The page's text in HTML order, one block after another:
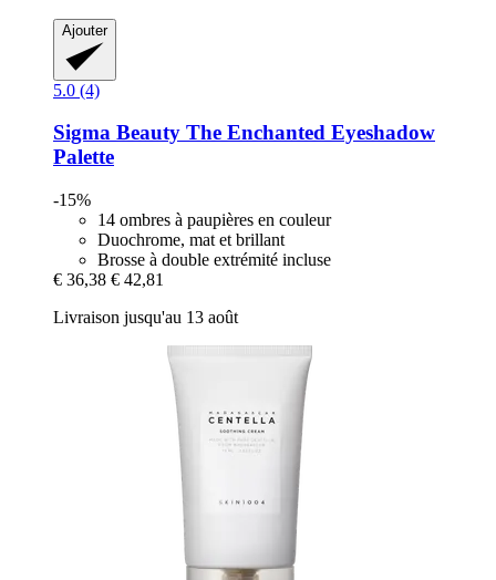
Ajouter
5.0 (4)
Sigma Beauty The Enchanted Eyeshadow
Palette
-15%
14 ombres à paupières en couleur
Duochrome, mat et brillant
Brosse à double extrémité incluse
€ 36,38 € 42,81
Livraison jusqu'au 13 août